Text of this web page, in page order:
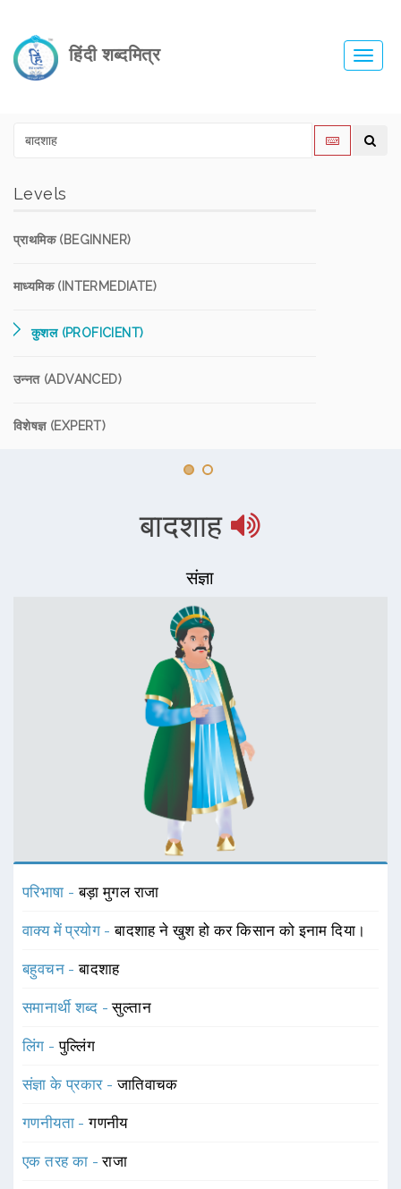
हिंदी शब्दमित्र
Levels
प्राथमिक (BEGINNER)
माध्यमिक (INTERMEDIATE)
कुशल (PROFICIENT)
उन्नत (ADVANCED)
विशेषज्ञ (EXPERT)
बादशाह
संज्ञा
परिभाषा -बड़ा मुगल राजा
वाक्य में प्रयोग -बादशाह ने खुश हो कर किसान को इनाम दिया।
बहुवचन -बादशाह
समानार्थी शब्द -सुल्तान
लिंग -पुल्लिंग
संज्ञा के प्रकार -जातिवाचक
गणनीयता -गणनीय
एक तरह का -राजा